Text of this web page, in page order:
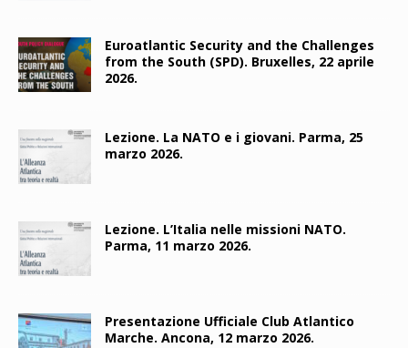
Euroatlantic Security and the Challenges
from the South (SPD). Bruxelles, 22 aprile
2026.
Lezione. La NATO e i giovani. Parma, 25
marzo 2026.
Lezione. L’Italia nelle missioni NATO.
Parma, 11 marzo 2026.
Presentazione Ufficiale Club Atlantico
Marche. Ancona, 12 marzo 2026.